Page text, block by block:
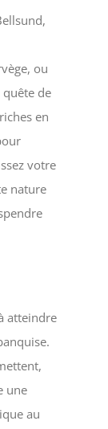
ou
de
en
votre
nature
atteindre
une
au